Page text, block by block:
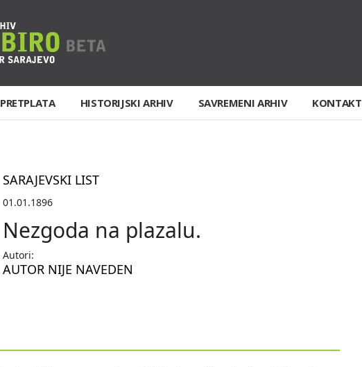
PRETPLATA HISTORIJSKI ARHIV SAVREMENI ARHIV KONTAKT
SARAJEVSKI LIST
01.01.1896
Nezgoda na plazalu.
Autori:
AUTOR NIJE NAVEDEN